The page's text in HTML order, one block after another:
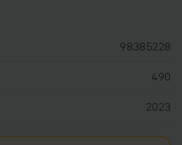
98385228
490
2023